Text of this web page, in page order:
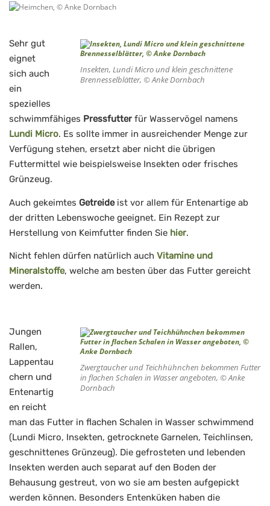
Insekten, Lundi Micro und klein geschnittene
Brennesselblätter, © Anke Dornbach
Sehr gut
eignet
sich auch
ein
spezielles
schwimmfähiges Pressfutterfür Wasservögel namens
Lundi Micro. Es sollte immer in ausreichender Menge zur
Verfügung stehen, ersetzt aber nicht die übrigen
Futtermittel wie beispielsweise Insekten oder frisches
Grünzeug.
Auch gekeimtes Getreideist vor allem für Entenartige ab
der dritten Lebenswoche geeignet. Ein Rezept zur
Herstellung von Keimfutter finden Sie hier.
Nicht fehlen dürfen natürlich auch Vitamine und
Mineralstoffe, welche am besten über das Futter gereicht
werden.
Zwergtaucher und Teichhühnchen bekommen Futter
in flachen Schalen in Wasser angeboten, © Anke
Dornbach
Jungen
Rallen,
Lappentau
chern und
Entenartig
en reicht
man das Futter in flachen Schalen in Wasser schwimmend
(Lundi Micro, Insekten, getrocknete Garnelen, Teichlinsen,
geschnittenes Grünzeug). Die gefrosteten und lebenden
Insekten werden auch separat auf den Boden der
Behausung gestreut, von wo sie am besten aufgepickt
werden können. Besonders Entenküken haben die